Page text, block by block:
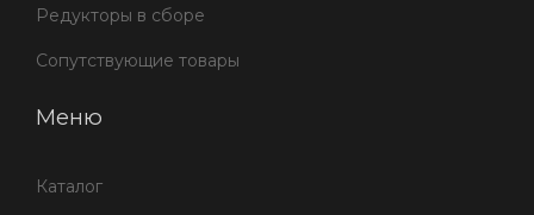
Редукторы в сборе
Сопутствующие товары
Меню
Каталог